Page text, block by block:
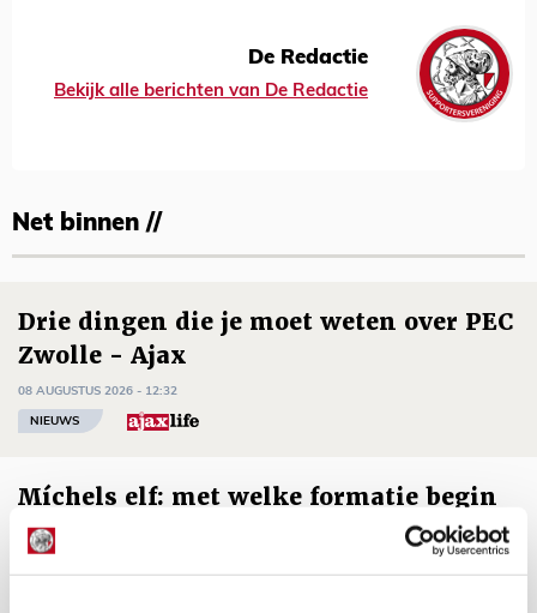
De Redactie
Bekijk alle berichten van De Redactie
Net binnen //
Drie dingen die je moet weten over PEC
Zwolle - Ajax
08 AUGUSTUS 2026 - 12:32
NIEUWS
Míchels elf: met welke formatie begin
jij aan nieuw eredivisieseizoen?